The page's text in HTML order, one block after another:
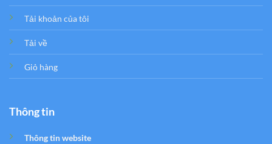
Tải khoản của tôi
Tải về
Giỏ hàng
Thông tin
Thông tin website